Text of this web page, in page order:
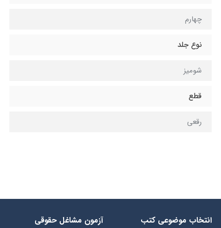
چهارم
نوع جلد
شومیز
قطع
رقعی
انتخاب​ موضوعي​ کتب آزمون مشاغل حقوقی